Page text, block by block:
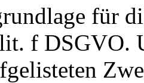
für
f DSGVO.